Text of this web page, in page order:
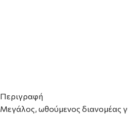
Περιγραφή
Μεγάλος, ωθούμενος διανομέας